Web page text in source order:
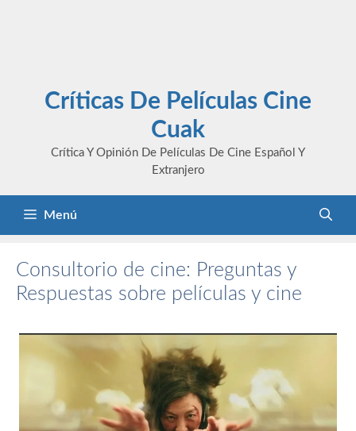
Críticas De Películas Cine
Cuak
Crítica Y Opinión De Películas De Cine Español Y
Extranjero
Menú
Consultorio de cine: Preguntas y
Respuestas sobre películas y cine